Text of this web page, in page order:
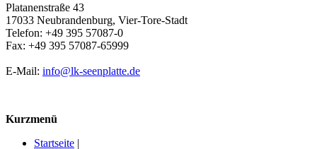
Platanenstraße 43
17033 Neubrandenburg, Vier-Tore-Stadt
Telefon: +49 395 57087-0
Fax: +49 395 57087-65999
E-Mail: info@lk-seenplatte.de
Kurzmenü
Startseite |